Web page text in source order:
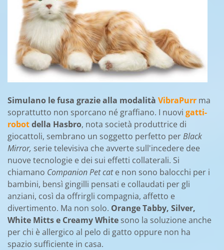
Simulano le fusa grazie alla modalità VibraPurr ma
soprattutto non sporcano né graffiano. I nuovi gatti-
robotdella Hasbro, nota società produttrice di
giocattoli, sembrano un soggetto perfetto perBlack
Mirror, serie televisiva che avverte sull'incedere dee
nuove tecnologie e dei sui effetti collaterali. Si
chiamano Companion Pet cate non sono balocchi per i
bambini, bensì gingilli pensati e collaudati per gli
anziani, così da offrirgli compagnia, affetto e
divertimento. Ma non solo. Orange Tabby, Silver,
White Mitts e Creamy White sono la soluzione anche
per chi è allergico al pelo di gatto oppure non ha
spazio sufficiente in casa.